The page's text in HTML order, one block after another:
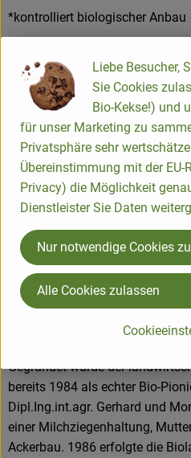
*kontrolliert biologischer Anbau
Product information
Nutrition data
Origin
Hersteller: Martinshof
Germany (German)
Martinshof - Biolandtradition
Gegründet wurde der
bereits 1984 als echter Bio-
Dipl.Ing.int.agr. Gerhard und
einer Milchziegenhaltung,
Ackerbau. 1986 erfolgte die
Liebe Besucher,
Sie Cookies
Bio-Kekse!) und
für unser Marketing zu
Privatsphäre sehr
Übereinstimmung mit der
Privacy) die Möglichkeit
Dienstleister Sie Daten
Nur notwendige Cookies
Alle Cookies zulassen